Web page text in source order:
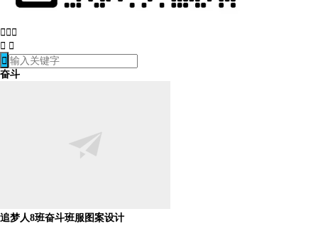
  
 

奋斗
追梦人8班奋斗班服图案设计